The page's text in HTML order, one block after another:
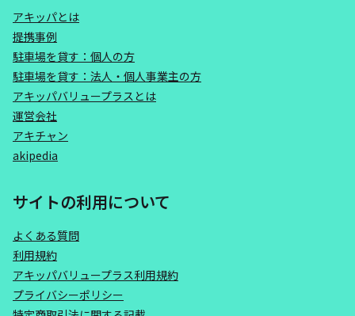
アキッパとは
提携事例
駐車場を貸す：個人の方
駐車場を貸す：法人・個人事業主の方
アキッパバリュープラスとは
運営会社
アキチャン
akipedia
サイトの利用について
よくある質問
利用規約
アキッパバリュープラス利用規約
プライバシーポリシー